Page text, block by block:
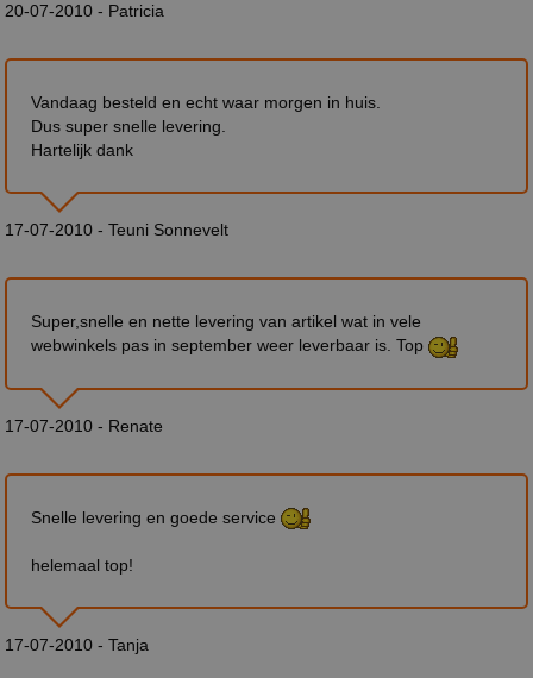
20-07-2010 - Patricia
Vandaag besteld en echt waar morgen in huis.
Dus super snelle levering.
Hartelijk dank
17-07-2010 - Teuni Sonnevelt
Super,snelle en nette levering van artikel wat in vele
webwinkels pas in september weer leverbaar is. Top
17-07-2010 - Renate
Snelle levering en goede service
helemaal top!
17-07-2010 - Tanja